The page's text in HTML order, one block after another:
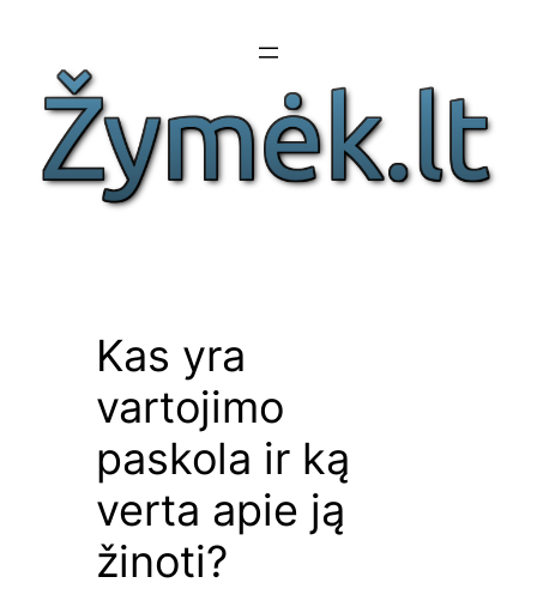
turinio
Kas yra
vartojimo
paskola ir ką
verta apie ją
žinoti?